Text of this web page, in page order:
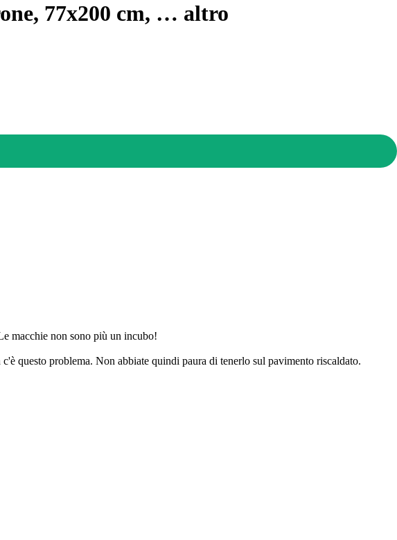
77x200 cm, … altro
macchie non sono più un incubo!
c'è questo problema. Non abbiate quindi paura di tenerlo sul pavimento riscaldato.